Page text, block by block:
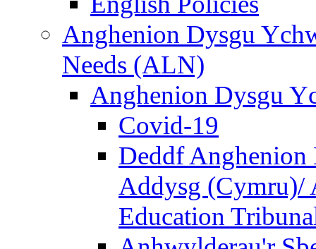
Anghenion Dysgu
Needs (ALN)
Anghenion Dysgu
Covid-19
Deddf
Addysg (Cymru)/
Education